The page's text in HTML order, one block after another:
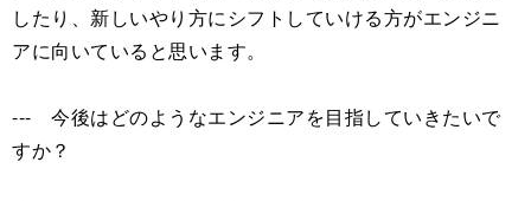
したり、新しいやり方にシフトしていける方がエンジニ
アに向いていると思います。
--- 今後はどのようなエンジニアを目指していきたいで
すか？